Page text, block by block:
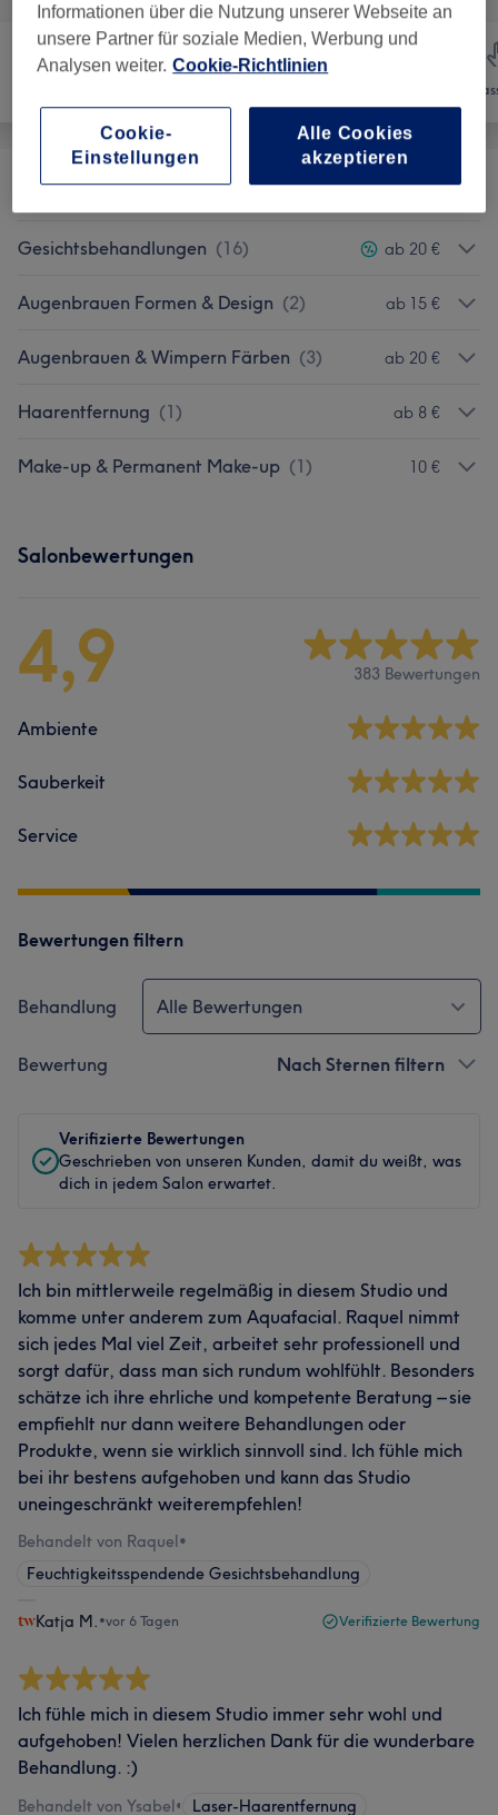
Gesichtsbehandlungen (16) ab 20 €
Augenbrauen Formen & Design (2) ab 15 €
Augenbrauen & Wimpern Färben (3) ab 20 €
Haarentfernung (1) ab 8 €
Make-up & Permanent Make-up (1) 10 €
Salonbewertungen
4,9 383 Bewertungen
Ambiente
Sauberkeit
Service
Bewertungen filtern
Behandlung Alle Bewertungen
Bewertung Nach Sternen filtern
Verifizierte Bewertungen
Geschrieben von unseren Kunden, damit du weißt, was
dich in jedem Salon erwartet.
Ich bin mittlerweile regelmäßig in diesem Studio und
komme unter anderem zum Aquafacial. Raquel nimmt
sich jedes Mal viel Zeit, arbeitet sehr professionell und
sorgt dafür, dass man sich rundum wohlfühlt. Besonders
schätze ich ihre ehrliche und kompetente Beratung – sie
empfiehlt nur dann weitere Behandlungen oder
Produkte, wenn sie wirklich sinnvoll sind. Ich fühle mich
bei ihr bestens aufgehoben und kann das Studio
uneingeschränkt weiterempfehlen!
Behandelt von Raquel•
Feuchtigkeitsspendende Gesichtsbehandlung
Katja M. •vor 6 Tagen Verifizierte Bewertung
Ich fühle mich in diesem Studio immer sehr wohl und
aufgehoben! Vielen herzlichen Dank für die wunderbare
Behandlung. :)
Behandelt von Ysabel• Laser-Haarentfernung
Informationen über die Nutzung unserer Webseite an
unsere Partner für soziale Medien, Werbung und
Analysen weiter. Cookie-Richtlinien
Cookie-
Einstellungen
Alle Cookies
akzeptieren